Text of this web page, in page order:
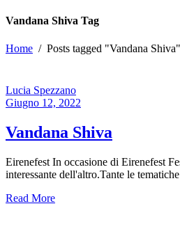
Vandana Shiva Tag
Home / Posts tagged "Vandana Shiva"
Lucia Spezzano
Giugno 12, 2022
Vandana Shiva
Eirenefest In occasione di Eirenefest
interessante dell'altro.Tante le tematiche
Read More